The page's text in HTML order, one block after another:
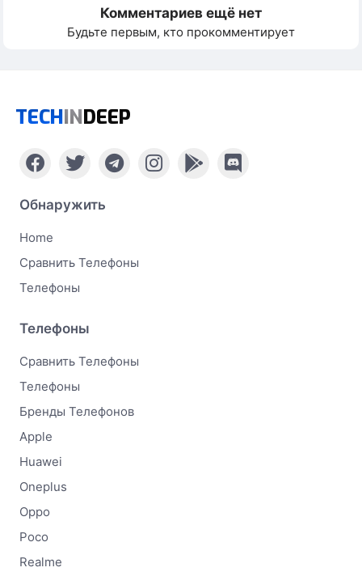
Комментариев ещё нет
Будьте первым, кто прокомментирует
TECHINDEEP
Обнаружить
Home
Сравнить Телефоны
Телефоны
Телефоны
Сравнить Телефоны
Телефоны
Бренды Телефонов
Apple
Huawei
Oneplus
Oppo
Poco
Realme